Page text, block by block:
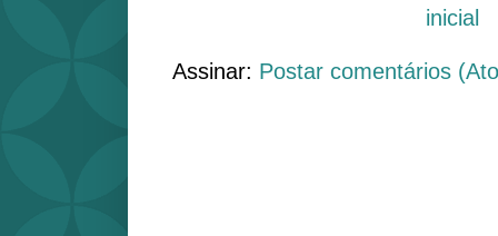
inicial
Assinar: Postar comentários